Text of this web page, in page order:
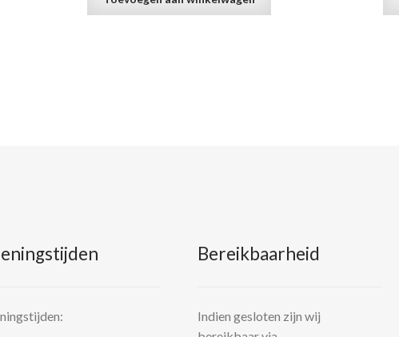
Bereikbaarheid
Indien gesloten zijn wij